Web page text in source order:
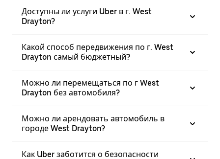
Доступны ли услуги Uber в г. West
Drayton?
Какой способ передвижения по г. West
Drayton самый бюджетный?
Можно ли перемещаться по г West
Drayton без автомобиля?
Можно ли арендовать автомобиль в
городе West Drayton?
Как Uber заботится о безопасности